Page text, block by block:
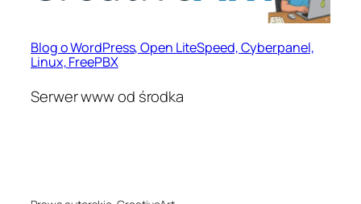
Blog o WordPress, Open LiteSpeed, Cyberpanel,
Linux, FreePBX
Serwer www od środka